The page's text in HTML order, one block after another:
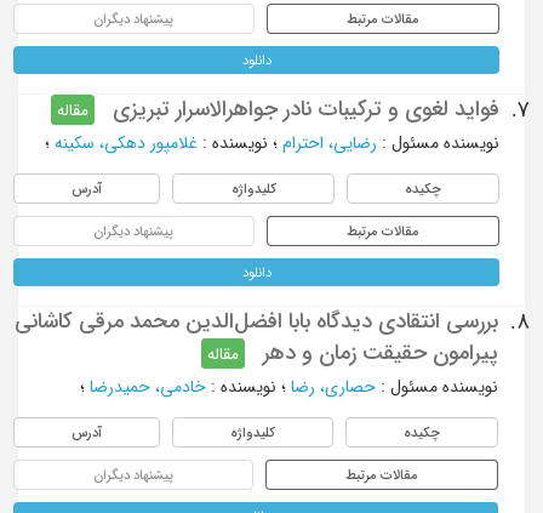
مقالات مرتبط پیشنهاد دیگران
دانلود
7. فواید لغوی و ترکیبات نادر جواهرالاسرار تبریزی
مقاله
نویسنده مسئول : رضایی، احترام؛ نویسنده: غلامپور دهکی، سکینه؛
چکیده کلیدواژه آدرس
مقالات مرتبط پیشنهاد دیگران
دانلود
8.
بررسی انتقادی دیدگاه بابا افضل‌الدین محمد مرقی کاشانی
پیرامون حقیقت زمان و دهر
مقاله
نویسنده مسئول : حصاری، رضا؛ نویسنده: خادمی، حمیدرضا؛
چکیده کلیدواژه آدرس
مقالات مرتبط پیشنهاد دیگران